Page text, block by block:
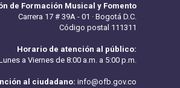
de Formación Musical y Fomento
Carrera 17 # 39A - 01 · Bogotá D.C.
Código postal 111311
Horario de atención al público:
a Viernes de 8:00 a.m. a 5:00 p.m.
al ciudadano: info@ofb.gov.co